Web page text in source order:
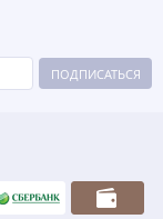
ПОДПИСАТЬСЯ